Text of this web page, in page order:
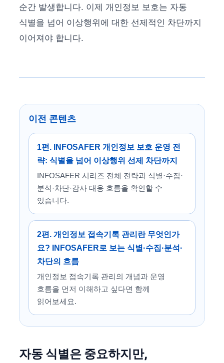
순간 발생합니다. 이제 개인정보 보호는 자동
식별을 넘어 이상행위에 대한 선제적인 차단까지
이어져야 합니다.
이전 콘텐츠
1편. INFOSAFER 개인정보 보호 운영 전
략: 식별을 넘어 이상행위 선제 차단까지
INFOSAFER 시리즈 전체 전략과 식별·수집·
분석·차단·감사 대응 흐름을 확인할 수
있습니다.
2편. 개인정보 접속기록 관리란 무엇인가
요? INFOSAFER로 보는 식별·수집·분석·
차단의 흐름
개인정보 접속기록 관리의 개념과 운영
흐름을 먼저 이해하고 싶다면 함께
읽어보세요.
자동 식별은 중요하지만,